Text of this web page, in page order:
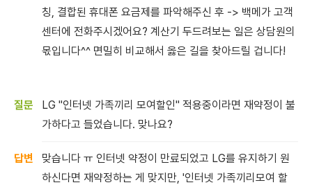
칭, 결합된 휴대폰 요금제를 파악해주신 후 -> 백메가 고객
센터에 전화주시겠어요? 계산기 두드려보는 일은 상담원의
몫입니다^^ 면밀히 비교해서 옳은 길을 찾아드릴 겁니다!
LG "인터넷 가족끼리 모여할인" 적용중이라면 재약정이 불
가하다고 들었습니다. 맞나요?
맞습니다 ㅠ 인터넷 약정이 만료되었고 LG를 유지하기 원
하신다면 재약정하는 게 맞지만, '인터넷 가족끼리모여 할